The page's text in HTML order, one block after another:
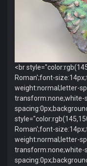
<br
Roman';font-
weight:normal;letter-
transform:none;white-
Roman';font-
weight:normal;letter-
transform:none;white-